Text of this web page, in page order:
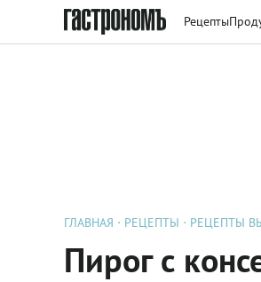
Рецепты
ГЛАВНАЯ РЕЦЕПТЫ РЕЦЕПТЫ
Пирог с